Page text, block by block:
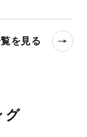
を見る
グ